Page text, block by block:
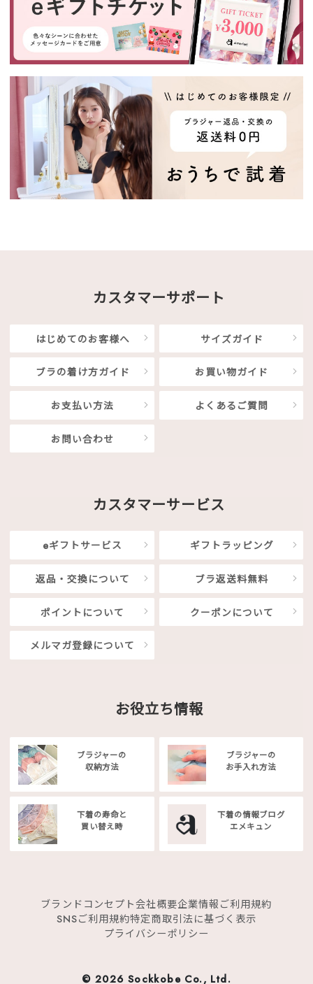
カスタマーサポート
はじめてのお客様へ サイズガイド
ブラの着け方ガイド お買い物ガイド
お支払い方法 よくあるご質問
お問い合わせ
カスタマーサービス
eギフトサービス ギフトラッピング
返品・交換について ブラ返送料無料
ポイントについて クーポンについて
メルマガ登録について
お役立ち情報
ブラジャーの
収納方法
ブラジャーの
お手入れ方法
下着の寿命と
買い替え時
下着の情報ブログ
エメキュン
ブランドコンセプト会社概要企業情報 ご利用規約
SNSご利用規約特定商取引法に基づく表示
プライバシーポリシー
© 2026 Sockkobe Co., Ltd.